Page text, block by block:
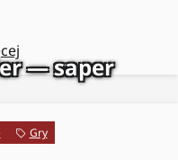
— saper
Gry